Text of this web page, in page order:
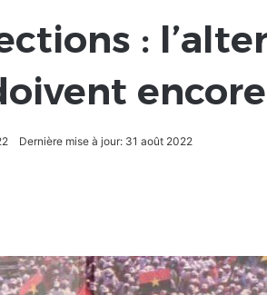
:
Dernière mise à jour: 31 août 2022